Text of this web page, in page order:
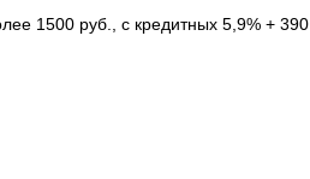
1500 руб., с кредитных 5,9% + 390